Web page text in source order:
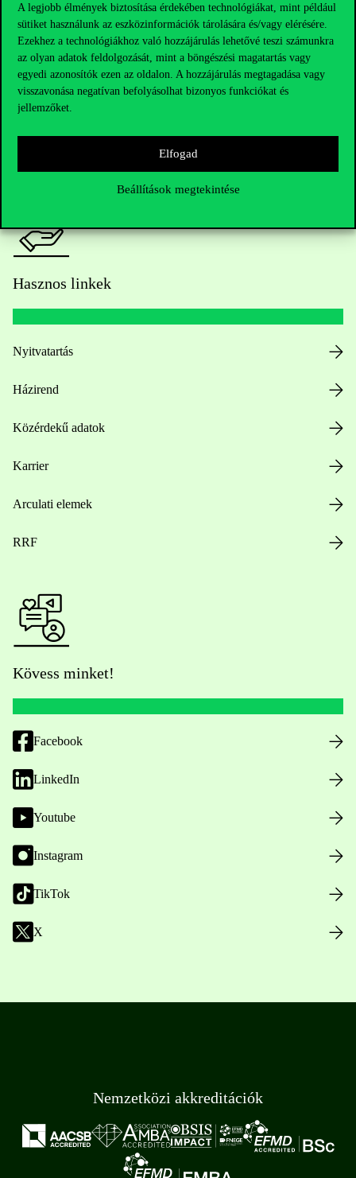
A legjobb élmények biztosítása érdekében technológiákat, mint például
sütiket használunk az eszközinformációk tárolására és/vagy elérésére.
Ezekhez a technológiákhoz való hozzájárulás lehetővé teszi számunkra
az olyan adatok feldolgozását, mint a böngészési magatartás vagy
egyedi azonosítók ezen az oldalon. A hozzájárulás megtagadása vagy
visszavonása negatívan befolyásolhat bizonyos funkciókat és
jellemzőket.
Elfogad
Beállítások megtekintése
Kérdésed van a felvételivel kapcsolatban?
Oktatói elérhetőségek
HUB jelenlegi hallgatóinknak
press@uni-corvinus.hu
Hasznos linkek
Nyitvatartás
Házirend
Közérdekű adatok
Karrier
Arculati elemek
RRF
Kövess minket!
Facebook
LinkedIn
Youtube
Instagram
TikTok
X
Nemzetközi akkreditációk